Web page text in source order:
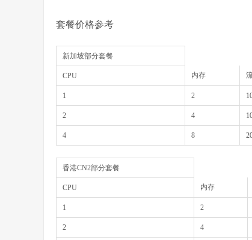
套餐价格参考
新加坡部分套餐
CPU 内存
1 2
2 4
4 8
香港CN2部分套餐
CPU 内存
1 2
2 4